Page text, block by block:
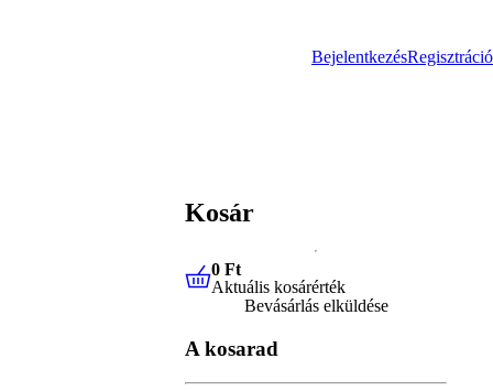
BejelentkezésRegisztráció
Kosár
0 FtAktuális kosárérték
0 Ft
Aktuális kosárérték
Bevásárlás elküldése
A kosarad